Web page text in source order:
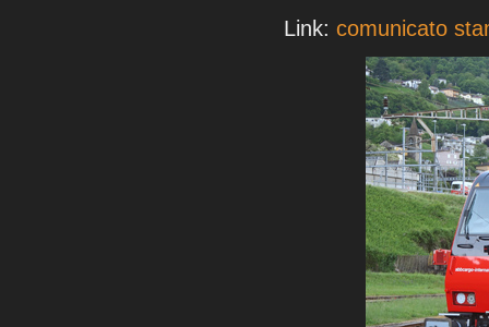
Link: comunicato